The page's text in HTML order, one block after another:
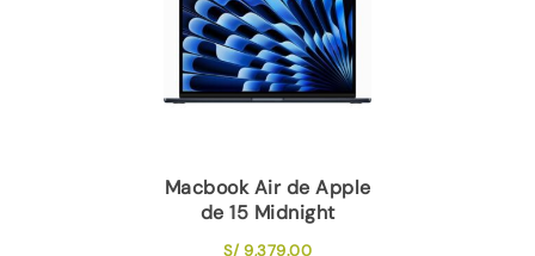
Macbook Air de Apple
de 15 Midnight
S/ 9,379.00